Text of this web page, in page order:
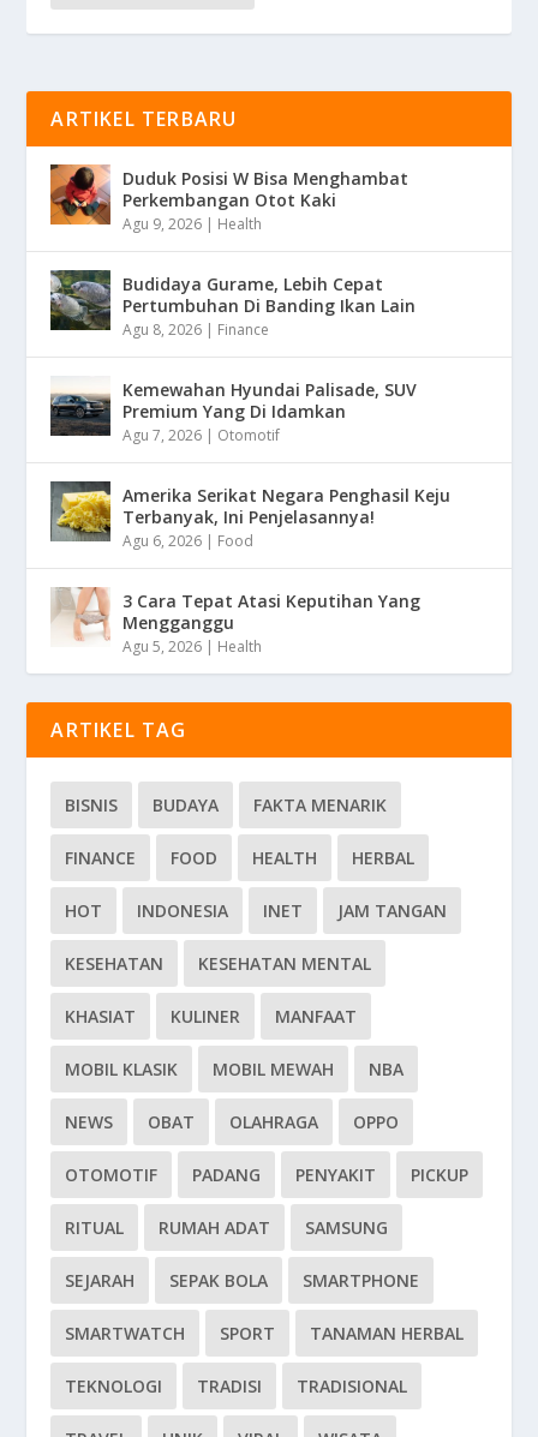
ARTIKEL TERBARU
Duduk Posisi W Bisa Menghambat
Perkembangan Otot Kaki
Agu 9, 2026 | Health
Budidaya Gurame, Lebih Cepat
Pertumbuhan Di Banding Ikan Lain
Agu 8, 2026 | Finance
Kemewahan Hyundai Palisade, SUV
Premium Yang Di Idamkan
Agu 7, 2026 | Otomotif
Amerika Serikat Negara Penghasil Keju
Terbanyak, Ini Penjelasannya!
Agu 6, 2026 | Food
3 Cara Tepat Atasi Keputihan Yang
Mengganggu
Agu 5, 2026 | Health
ARTIKEL TAG
BISNIS BUDAYA FAKTA MENARIK
FINANCE FOOD HEALTH HERBAL
HOT INDONESIA INET JAM TANGAN
KESEHATAN KESEHATAN MENTAL
KHASIAT KULINER MANFAAT
MOBIL KLASIK MOBIL MEWAH NBA
NEWS OBAT OLAHRAGA OPPO
OTOMOTIF PADANG PENYAKIT PICKUP
RITUAL RUMAH ADAT SAMSUNG
SEJARAH SEPAK BOLA SMARTPHONE
SMARTWATCH SPORT TANAMAN HERBAL
TEKNOLOGI TRADISI TRADISIONAL